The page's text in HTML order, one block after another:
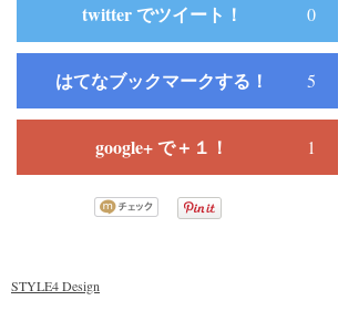
twitter でツイート！ 0
はてなブックマークする！ 5
google+ で＋１！ 1
STYLE4 Design